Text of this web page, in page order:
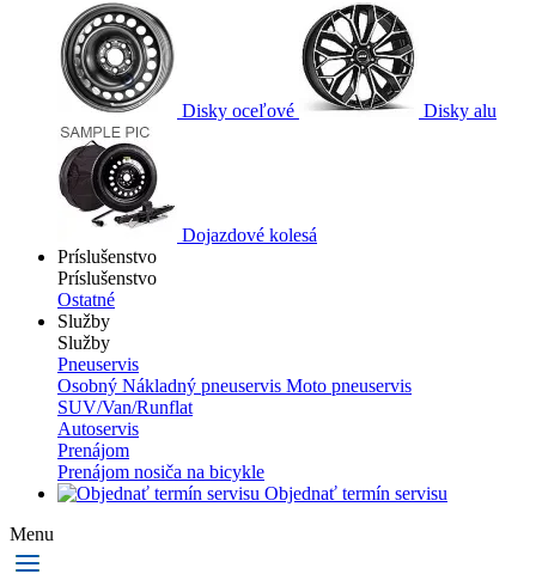
Disky oceľové Disky alu
Dojazdové kolesá
Príslušenstvo
Príslušenstvo
Ostatné
Služby
Služby
Pneuservis
Osobný Nákladný pneuservis Moto pneuservis
SUV/Van/Runflat
Autoservis
Prenájom
Prenájom nosiča na bicykle
Objednať termín servisu
Menu